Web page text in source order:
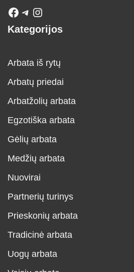
Kategorijos
Arbata iš rytų
Arbatų priedai
Arbatžolių arbata
Egzotiška arbata
Gėlių arbata
Medžių arbata
Nuovirai
Partnerių turinys
Prieskonių arbata
Tradicinė arbata
Uogų arbata